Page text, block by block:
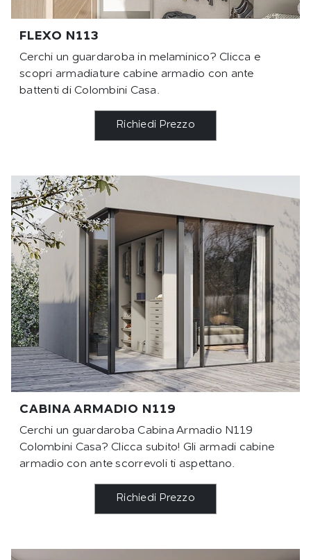
FLEXO N113
Cerchi un guardaroba in melaminico? Clicca e
scopri armadiature cabine armadio con ante
battenti di Colombini Casa.
Richiedi Prezzo
CABINA ARMADIO N119
Cerchi un guardaroba Cabina Armadio N119
Colombini Casa? Clicca subito! Gli armadi cabine
armadio con ante scorrevoli ti aspettano.
Richiedi Prezzo